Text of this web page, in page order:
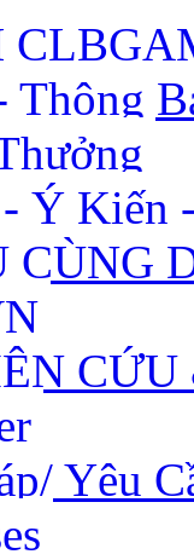
Thông
Ý Kiến
CÙNG
Yêu